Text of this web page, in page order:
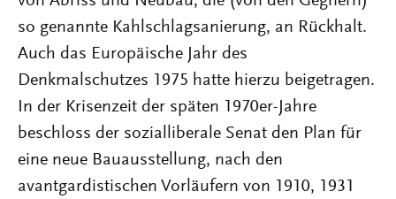
so genannte Kahlschlagsanierung, an Rückhalt.
Auch das Europäische Jahr des
Denkmalschutzes 1975 hatte hierzu beigetragen.
In der Krisenzeit der späten 1970er-Jahre
beschloss der sozialliberale Senat den Plan für
eine neue Bauausstellung, nach den
avantgardistischen Vorläufern von 1910, 1931